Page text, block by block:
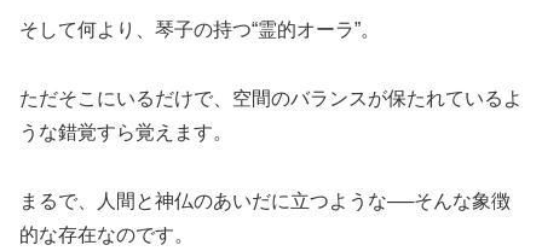
そして何より、琴子の持つ“霊的オーラ”。
ただそこにいるだけで、空間のバランスが保たれているよ
うな錯覚すら覚えます。
まるで、人間と神仏のあいだに立つような──そんな象徴
的な存在なのです。